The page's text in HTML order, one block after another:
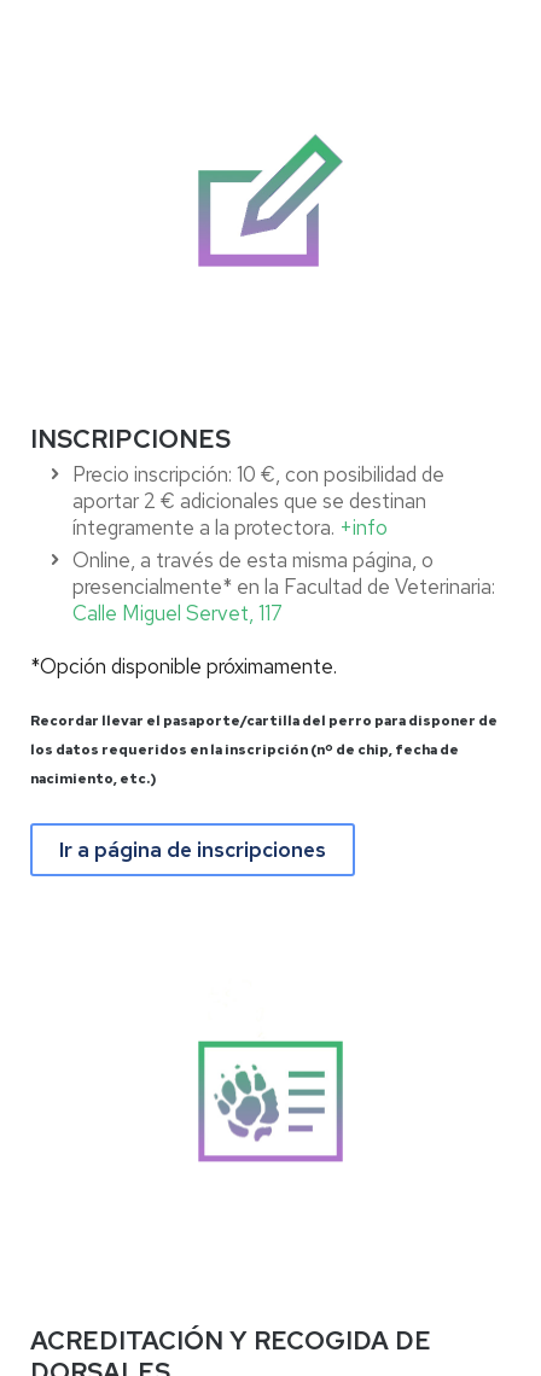
INSCRIPCIONES
Precio inscripción: 10 €, con posibilidad de
aportar 2 € adicionales que se destinan
íntegramente a la protectora. +info
Online, a través de esta misma página, o
presencialmente* en la Facultad de Veterinaria:
Calle Miguel Servet, 117
*Opción disponible próximamente.
Recordar llevar el pasaporte/cartilla del perro para disponer de
los datos requeridos en la inscripción (nº de chip, fecha de
nacimiento, etc.)
Ir a página de inscripciones
ACREDITACIÓN Y RECOGIDA DE